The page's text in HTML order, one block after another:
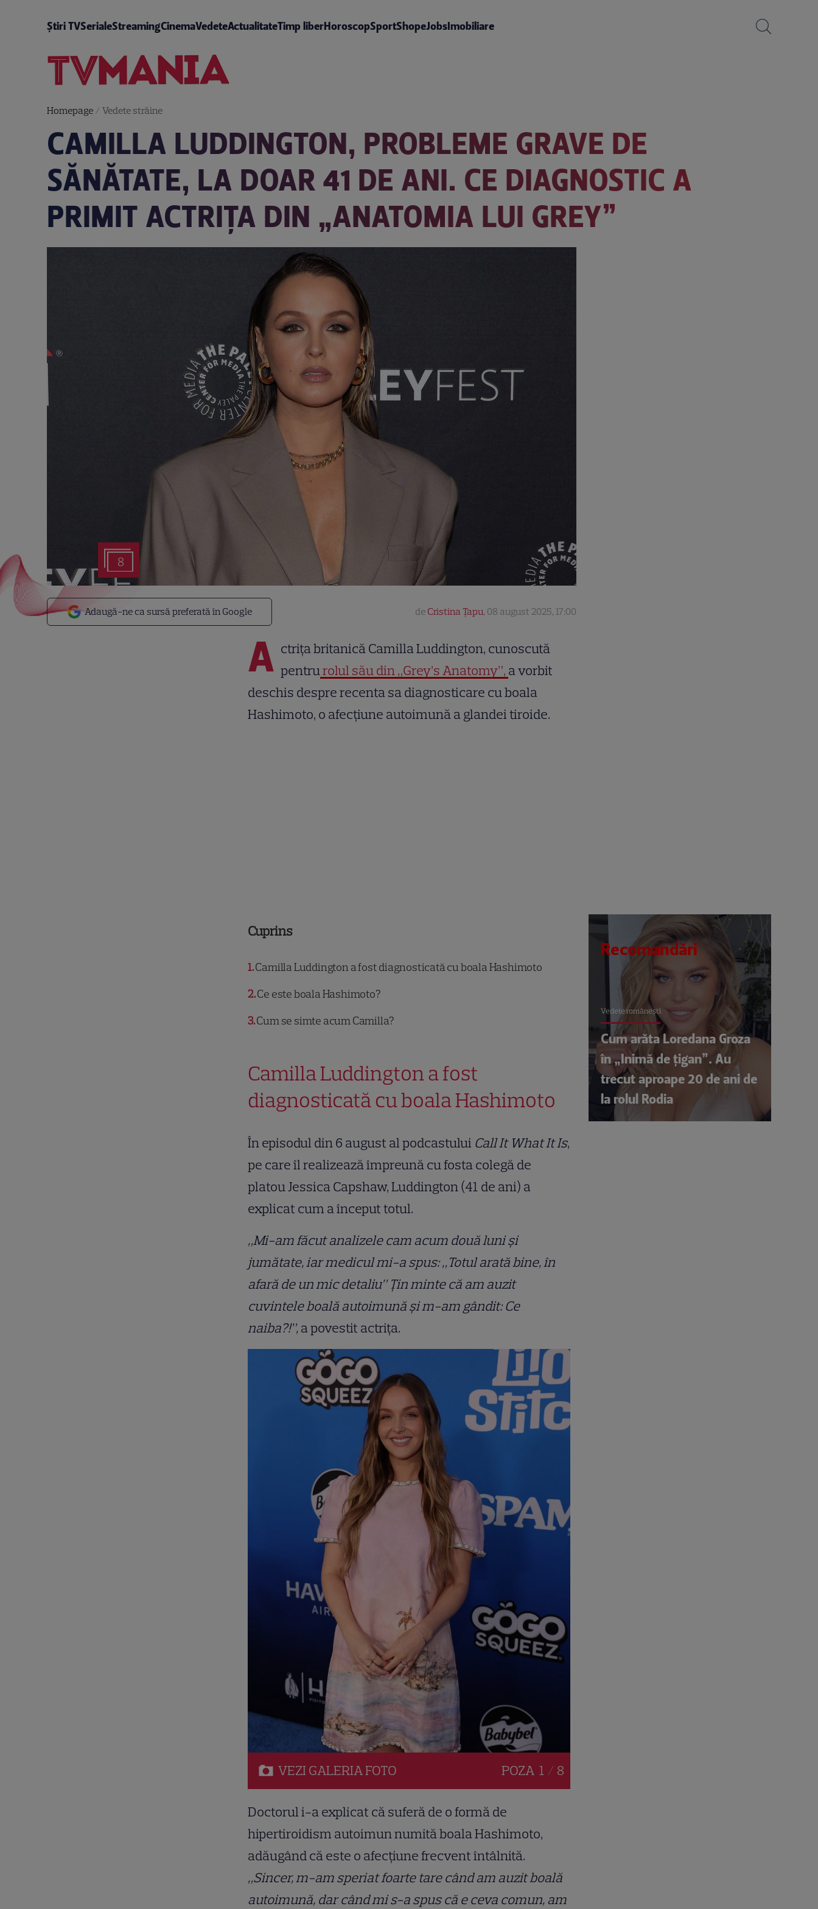
Știri TVSerialeStreamingCinemaVedeteActualitateTimp liberHoroscopSportShopeJobsImobiliare
Homepage/ Vedete străine
CAMILLA LUDDINGTON, PROBLEME GRAVE DE
SĂNĂTATE, LA DOAR 41 DE ANI. CE DIAGNOSTIC A
PRIMIT ACTRIȚA DIN „ANATOMIA LUI GREY”
8
Adaugă-ne ca sursă preferată în Google de Cristina Țapu, 08 august 2025, 17:00
A ctrița britanică Camilla Luddington, cunoscută
pentrurolul său din „Grey’s Anatomy”, a vorbit
deschis despre recenta sa diagnosticare cu boala
Hashimoto, o afecțiune autoimună a glandei tiroide.
Cuprins
1Camilla Luddington a fost diagnosticată cu boala Hashimoto
2Ce este boala Hashimoto?
3Cum se simte acum Camilla?
Camilla Luddington a fost
diagnosticată cu boala Hashimoto
În episodul din 6 august al podcastului Call It What It Is,
pe care îl realizează împreună cu fosta colegă de
platou Jessica Capshaw, Luddington (41 de ani) a
explicat cum a început totul.
„Mi-am făcut analizele cam acum două luni și
jumătate, iar medicul mi-a spus: „Totul arată bine, în
afară de un mic detaliu” Țin minte că am auzit
cuvintele boală autoimună și m-am gândit: Ce
naiba?!”,a povestit actrița.
VEZI GALERIAFOTO POZA 1 / 8
Doctorul i-a explicat că suferă de o formă de
hipertiroidism autoimun numită boala Hashimoto,
adăugând că este o afecțiune frecvent întâlnită.
„Sincer, m-am speriat foarte tare când am auzit boală
autoimună, dar când mi s-a spus că e ceva comun, am
Recomandări
Vedete româneşti
Cum arăta Loredana Groza
în „Inimă de țigan”. Au
trecut aproape 20 de ani de
la rolul Rodia